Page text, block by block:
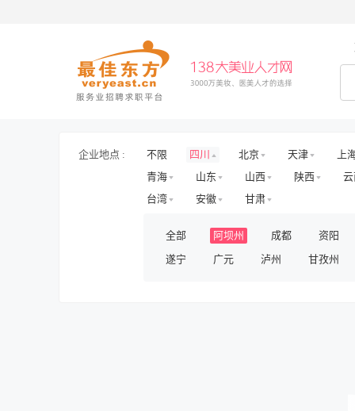
企业地点 : 不限 四川 北京 天津
上
青海
山东 山西 陕西
台湾
安徽 甘肃
全部 阿坝州 成都
资阳
遂宁
广元 泸州 甘孜州